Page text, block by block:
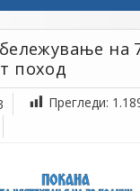
на
поход
Прегледи: